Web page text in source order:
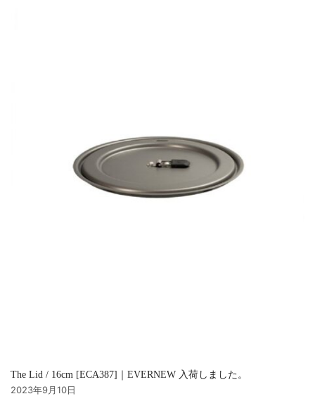
The Lid / 16cm [ECA387]｜EVERNEW 入荷しました。
2023年9月10日